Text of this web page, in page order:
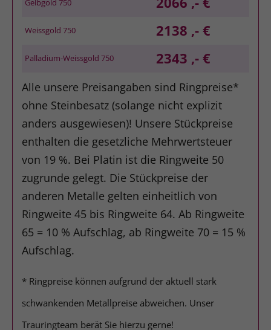
Gelbgold 750
Weissgold 750 2138 ,- €
Palladium-Weissgold 750 2343 ,- €
Alle unsere Preisangaben sind Ringpreise*
ohne Steinbesatz (solange nicht explizit
anders ausgewiesen)! Unsere Stückpreise
enthalten die gesetzliche Mehrwertsteuer
von 19 %. Bei Platin ist die Ringweite 50
zugrunde gelegt. Die Stückpreise der
anderen Metalle gelten einheitlich von
Ringweite 45 bis Ringweite 64. Ab Ringweite
65 = 10 % Aufschlag, ab Ringweite 70 = 15 %
Aufschlag.
* Ringpreise können aufgrund der aktuell stark
schwankenden Metallpreise abweichen. Unser
Trauringteam berät Sie hierzu gerne!